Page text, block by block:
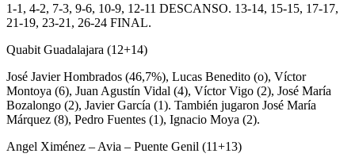
1-1, 4-2, 7-3, 9-6, 10-9, 12-11 DESCANSO. 13-14, 15-15, 17-17,
21-19, 23-21, 26-24 FINAL.
Quabit Guadalajara (12+14)
José Javier Hombrados (46,7%), Lucas Benedito (o), Víctor
Montoya (6), Juan Agustín Vidal (4), Víctor Vigo (2), José María
Bozalongo (2), Javier García (1). También jugaron José María
Márquez (8), Pedro Fuentes (1), Ignacio Moya (2).
Angel Ximénez – Avia – Puente Genil (11+13)